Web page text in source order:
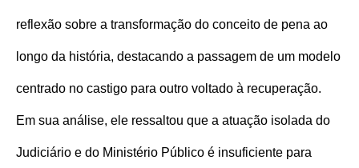
reflexão sobre a transformação do conceito de pena ao
longo da história, destacando a passagem de um modelo
centrado no castigo para outro voltado à recuperação.
Em sua análise, ele ressaltou que a atuação isolada do
Judiciário e do Ministério Público é insuficiente para